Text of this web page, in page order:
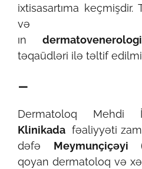
ixtisasartıma keçmişdir.
və
ın
təqaüdləri ilə təltif
–
Dermatoloq Mehdi
Klinikada fəaliyyəti
dəfə Meymunçiçəyi
qoyan dermatoloq və